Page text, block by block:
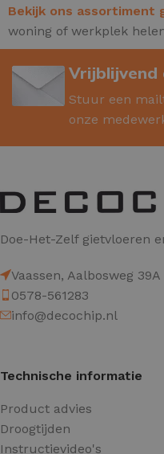
Bekijk ons assortiment
woning of werkplek
Vrijblijvend
Stuur een
onze
Doe-Het-Zelf gietvloeren
Vaassen, Aalbosweg 39A
0578-561283
info@decochip.nl
Technische informatie
Product advies
Droogtijden
Instructievideo's